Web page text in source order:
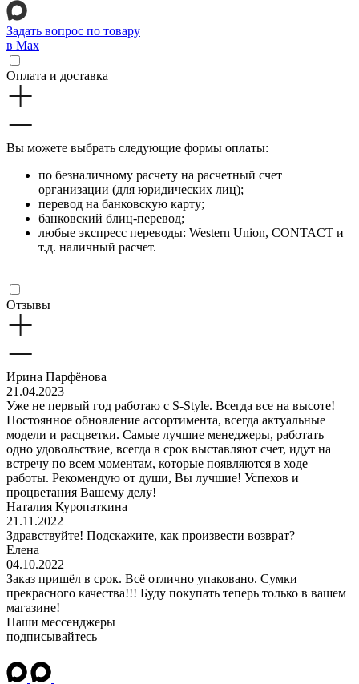
Задать вопрос по товару
в Max
Оплата и доставка
Вы можете выбрать следующие формы оплаты:
по безналичному расчету на расчетный счет
организации (для юридических лиц);
перевод на банковскую карту;
банковский блиц-перевод;
любые экспресс переводы: Western Union, CONTACT и
т.д. наличный расчет.
Отзывы
Ирина Парфёнова
21.04.2023
Уже не первый год работаю с S-Style. Всегда все на высоте!
Постоянное обновление ассортимента, всегда актуальные
модели и расцветки. Самые лучшие менеджеры, работать
одно удовольствие, всегда в срок выставляют счет, идут на
встречу по всем моментам, которые появляются в ходе
работы. Рекомендую от души, Вы лучшие! Успехов и
процветания Вашему делу!
Наталия Куропаткина
21.11.2022
Здравствуйте! Подскажите, как произвести возврат?
Елена
04.10.2022
Заказ пришёл в срок. Всё отлично упаковано. Сумки
прекрасного качества!!! Буду покупать теперь только в вашем
магазине!
Наши мессенджеры
подписывайтесь